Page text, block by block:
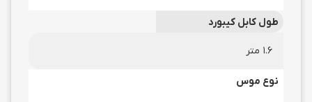
طول کابل کیبورد
۱.۶ متر
نوع موس